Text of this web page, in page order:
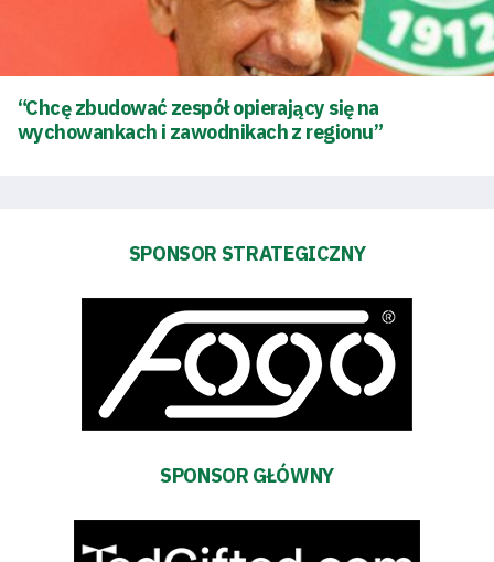
Biznes
Sklep
prywatności
Regulaminy
Warciarzy
“Chcę zbudować zespół opierający się na
wychowankach i zawodnikach z regionu”
SPONSOR STRATEGICZNY
SPONSOR GŁÓWNY